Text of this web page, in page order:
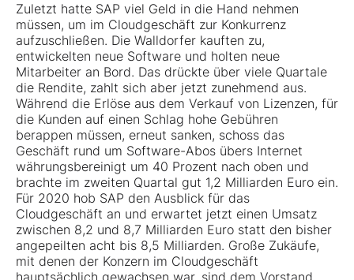
Zuletzt hatte SAP viel Geld in die Hand nehmen
müssen, um im Cloudgeschäft zur Konkurrenz
aufzuschließen. Die Walldorfer kauften zu,
entwickelten neue Software und holten neue
Mitarbeiter an Bord. Das drückte über viele Quartale
die Rendite, zahlt sich aber jetzt zunehmend aus.
Während die Erlöse aus dem Verkauf von Lizenzen, für
die Kunden auf einen Schlag hohe Gebühren
berappen müssen, erneut sanken, schoss das
Geschäft rund um Software-Abos übers Internet
währungsbereinigt um 40 Prozent nach oben und
brachte im zweiten Quartal gut 1,2 Milliarden Euro ein.
Für 2020 hob SAP den Ausblick für das
Cloudgeschäft an und erwartet jetzt einen Umsatz
zwischen 8,2 und 8,7 Milliarden Euro statt den bisher
angepeilten acht bis 8,5 Milliarden. Große Zukäufe,
mit denen der Konzern im Cloudgeschäft